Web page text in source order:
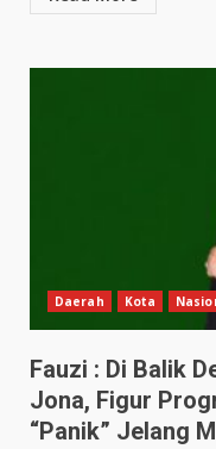
Daerah Kota
Fauzi : Di Balik
Jona, Figur
“Panik” Jelang